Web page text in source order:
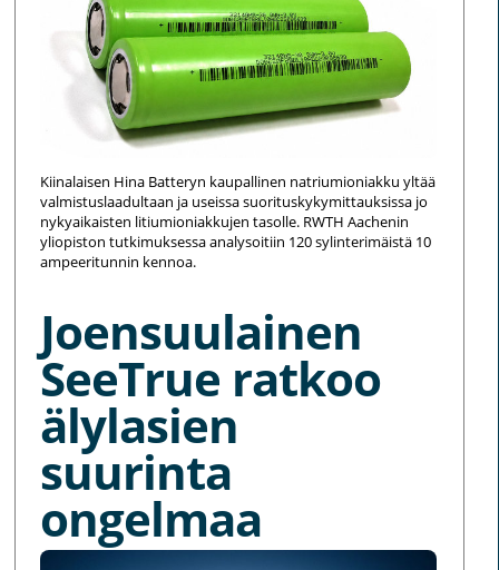
Kiinalaisen Hina Batteryn kaupallinen natriumioniakku yltää
valmistuslaadultaan ja useissa suorituskykymittauksissa jo
nykyaikaisten litiumioniakkujen tasolle. RWTH Aachenin
yliopiston tutkimuksessa analysoitiin 120 sylinterimäistä 10
ampeeritunnin kennoa.
Joensuulainen
SeeTrue ratkoo
älylasien
suurinta
ongelmaa